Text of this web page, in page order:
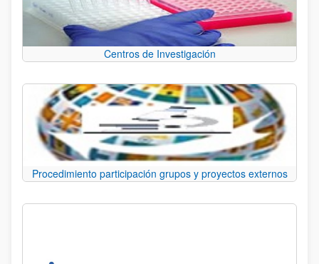
Centros de Investigación
Procedimiento participación grupos y proyectos externos